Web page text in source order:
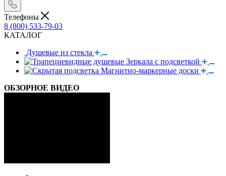
Телефоны
8 (800) 533-79-03
КАТАЛОГ
Душевые из стекла
Зеркала с подсветкой
Магнитно-маркерные доски
ОБЗОРНОЕ ВИДЕО